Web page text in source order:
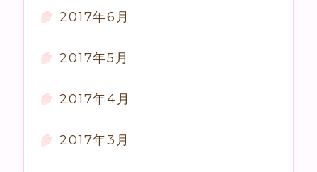
2017年6月
2017年5月
2017年4月
2017年3月